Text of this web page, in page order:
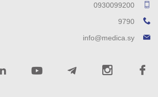
0930099200
9790
info@medica.sy